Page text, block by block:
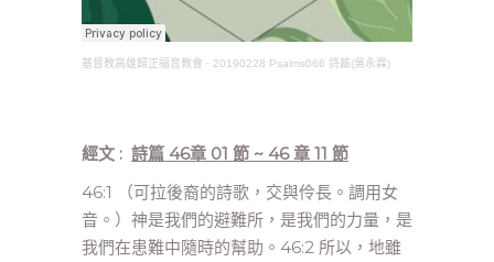
基督教高雄歸正福音教會 · 20190228 Psalms066 詩篇(吳永霖)
經文 : 詩篇 46章 01 節 ~ 46 章 11 節
46:1 （可拉後裔的詩歌，交與伶長。調用女
音。）神是我們的避難所，是我們的力量，是
我們在患難中隨時的幫助。46:2 所以，地雖